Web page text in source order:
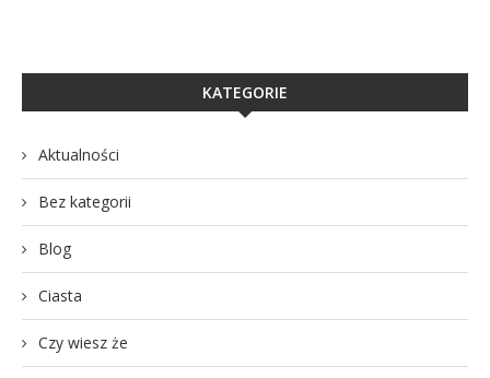
KATEGORIE
Aktualności
Bez kategorii
Blog
Ciasta
Czy wiesz że